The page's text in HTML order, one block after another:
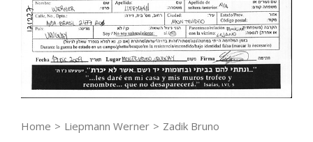
Home > Liepmann Werner > Zadik Bruno